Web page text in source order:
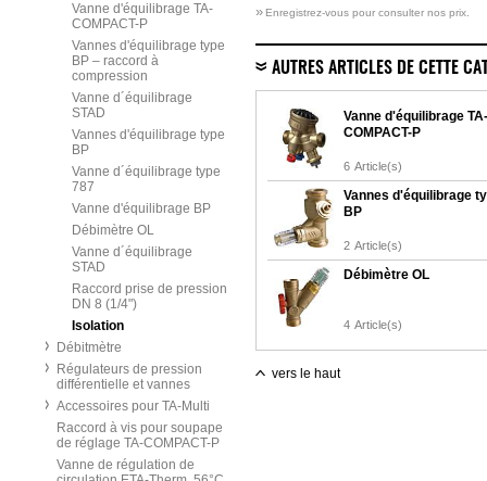
Vanne d'équilibrage TA-
COMPACT-P
Vannes d'équilibrage type
BP – raccord à
compression
Vanne d´équilibrage
STAD
Vannes d'équilibrage type
BP
Vanne d´équilibrage type
787
Vanne d'équilibrage BP
Débimètre OL
Vanne d´équilibrage
STAD
Raccord prise de pression
DN 8 (1/4")
Isolation
Débitmètre
Régulateurs de pression
différentielle et vannes
Accessoires pour TA-Multi
Raccord à vis pour soupape
de réglage TA-COMPACT-P
Vanne de régulation de
» Enregistrez-vous pour consulter nos prix.
AUTRES ARTICLES DE CETTE
Vanne d'équilibrage TA-
COMPACT-P
6 Article(s)
Vannes d'équilibrage
BP
2 Article(s)
Débimètre OL
4 Article(s)
vers le haut